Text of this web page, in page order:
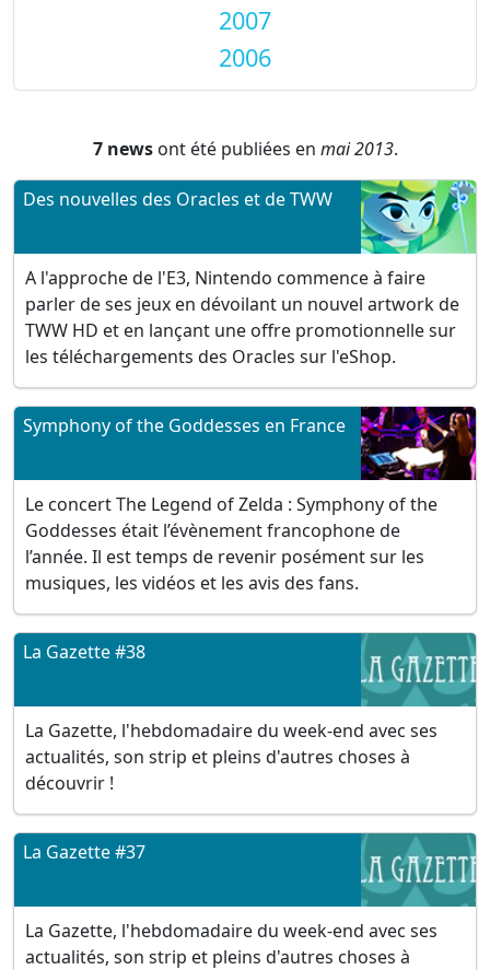
2007
2006
7 newsont été publiées en mai 2013.
Des nouvelles des Oracles et de TWW
A l'approche de l'E3, Nintendo commence à faire
parler de ses jeux en dévoilant un nouvel artwork de
TWW HD et en lançant une offre promotionnelle sur
les téléchargements des Oracles sur l'eShop.
Symphony of the Goddesses en France
Le concert The Legend of Zelda : Symphony of the
Goddesses était l’évènement francophone de
l’année. Il est temps de revenir posément sur les
musiques, les vidéos et les avis des fans.
La Gazette #38
La Gazette, l'hebdomadaire du week-end avec ses
actualités, son strip et pleins d'autres choses à
découvrir !
La Gazette #37
La Gazette, l'hebdomadaire du week-end avec ses
actualités, son strip et pleins d'autres choses à